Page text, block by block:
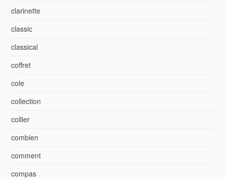
clarinette
classic
classical
coffret
cole
collection
collier
combien
comment
compas